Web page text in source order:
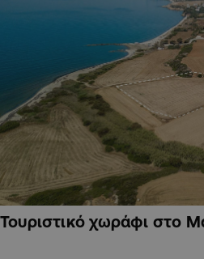
Τουριστικό χωράφι στο